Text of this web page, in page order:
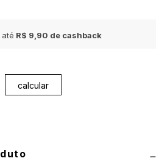
R$ 9,90 de cashback
calcular